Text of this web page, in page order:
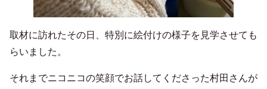
取材に訪れたその日、特別に絵付けの様子を見学させても
らいました。
それまでニコニコの笑顔でお話してくださった村田さんが